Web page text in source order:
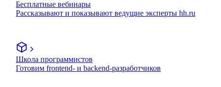
Бесплатные вебинары
Рассказывают и показывают ведущие эксперты hh.ru
Школа программистов
Готовим frontend- и backend-разработчиков